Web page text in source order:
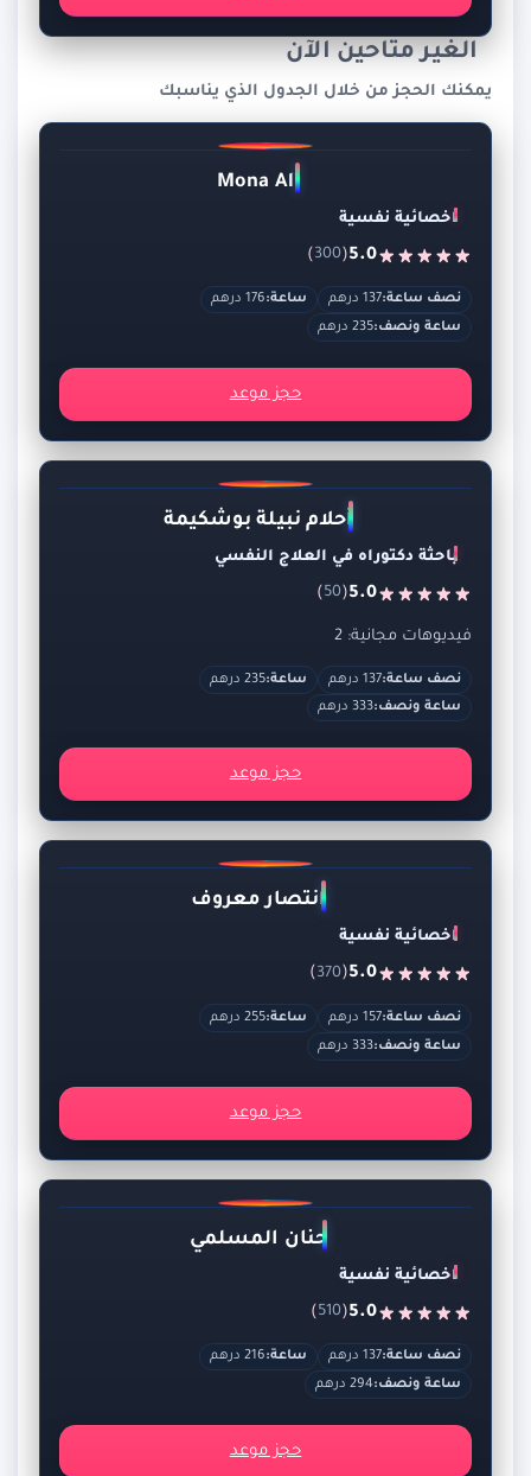
الغير متاحين الآن
يمكنك الحجز من خلال الجدول الذي يناسبك
Mona Ali
اخصائية نفسية
5.0
(
300
)
نصف ساعة:137 درهم ساعة:176 درهم
ساعة ونصف:235 درهم
حجز موعد
أحلام نبيلة بوشكيمة
باحثة دكتوراه في العلاج النفسي
5.0
(
50
)
فيديوهات مجانية: 2
نصف ساعة:137 درهم ساعة:235 درهم
ساعة ونصف:333 درهم
حجز موعد
انتصار معروف
اخصائية نفسية
5.0
(
370
)
نصف ساعة:157 درهم ساعة:255 درهم
ساعة ونصف:333 درهم
حجز موعد
حنان المسلمي
اخصائية نفسية
5.0
(
510
)
نصف ساعة:137 درهم ساعة:216 درهم
ساعة ونصف:294 درهم
حجز موعد